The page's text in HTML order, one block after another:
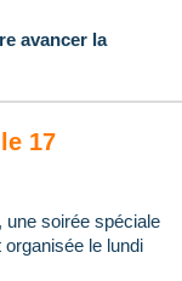
avancer la
17
une soirée spéciale
le lundi